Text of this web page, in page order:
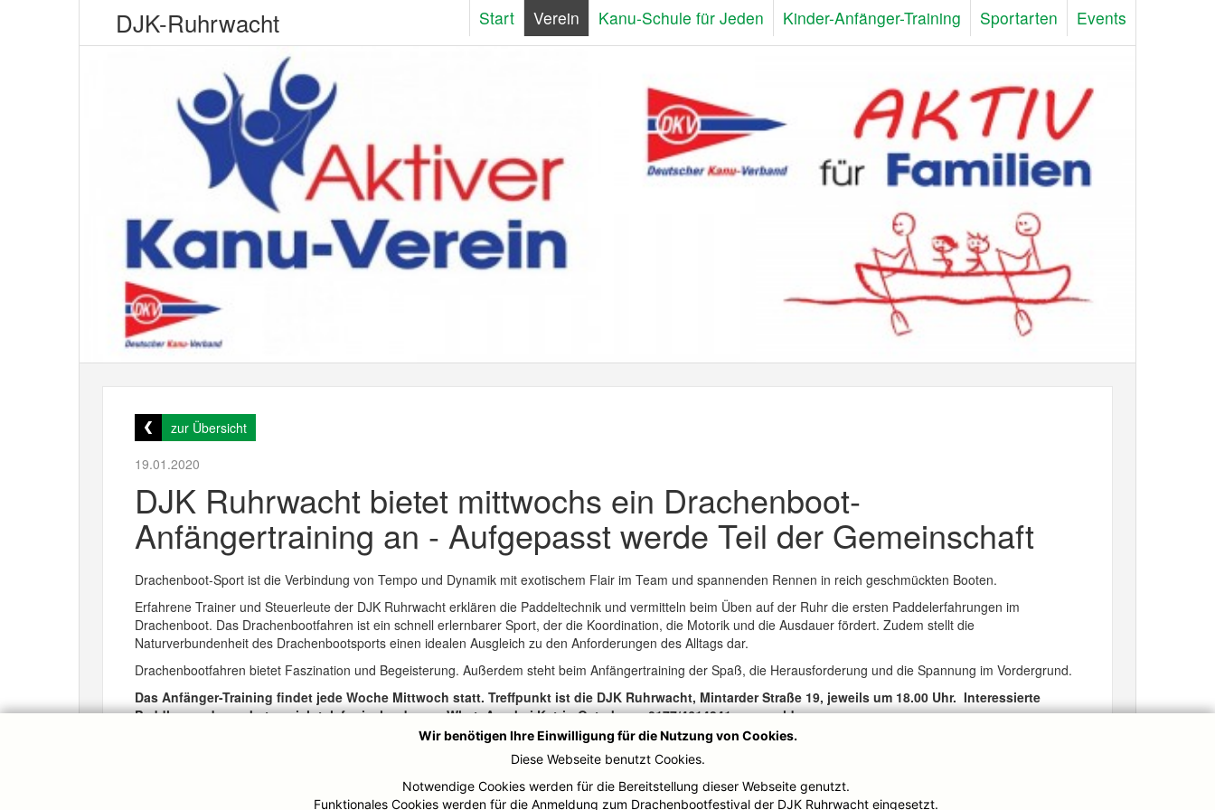
DJK-Ruhrwacht Start Verein Kanu-Schule für Jeden Kinder-Anfänger-Training Sportarten Events
zur Übersicht
19.01.2020
DJK Ruhrwacht bietet mittwochs ein Drachenboot-
Anfängertraining an - Aufgepasst werde Teil der Gemeinschaft
Drachenboot-Sport ist die Verbindung von Tempo und Dynamik mit exotischem Flair im Team und spannenden Rennen in reich geschmückten Booten.
Erfahrene Trainer und Steuerleute der DJK Ruhrwacht erklären die Paddeltechnik und vermitteln beim Üben auf der Ruhr die ersten Paddelerfahrungen im
Drachenboot. Das Drachenbootfahren ist ein schnell erlernbarer Sport, der die Koordination, die Motorik und die Ausdauer fördert. Zudem stellt die
Naturverbundenheit des Drachenbootsports einen idealen Ausgleich zu den Anforderungen des Alltags dar.
Drachenbootfahren bietet Faszination und Begeisterung. Außerdem steht beim Anfängertraining der Spaß, die Herausforderung und die Spannung im Vordergrund.
Das Anfänger-Training findet jede Woche Mittwoch statt. Treffpunkt ist die DJK Ruhrwacht, Mintarder Straße 19, jeweils um 18.00 Uhr. Interessierte
Paddler werden gebeten sich telefonisch oder per WhatsApp bei Katrin Osterkamp 0177/4614341 anzumelden.
Es wird empfohlen geeignete Sportkleidung in doppelter Ausführung mitzubringen. Das Equipment wie Paddel und Schwimmwesten werden von der DJK Ruhrwacht
e. V. gestellt. Voraussetzung ist lediglich das man 50 Meter in Bekleidung schwimmen kann.
Wir benötigen Ihre Einwilligung für die Nutzung von Cookies.
Diese Webseite benutzt Cookies.
Notwendige Cookies werden für die Bereitstellung dieser Webseite genutzt.
Funktionales Cookies werden für die Anmeldung zum Drachenbootfestival der DJK Ruhrwacht eingesetzt.